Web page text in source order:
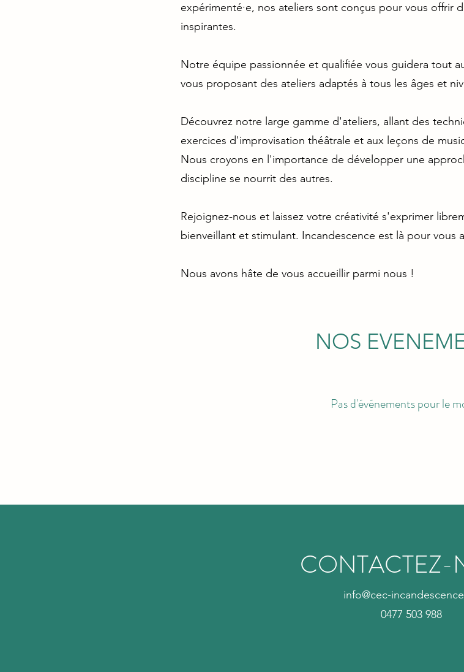
expérimenté·e, nos ateliers sont conçus pour vous offrir
inspirantes.
Notre équipe passionnée et qualifiée vous guidera tout
vous proposant des ateliers adaptés à tous les âges et
Découvrez notre large gamme d'ateliers, allant des
exercices d'improvisation théâtrale et aux leçons de
Nous croyons en l'importance de développer une
discipline se nourrit des autres.
Rejoignez-nous et laissez votre créativité s'exprimer
bienveillant et stimulant. Incandescence est là pour vous
Nous avons hâte de vous accueillir parmi nous !
NOS
Pas d'événements pour le
CONTACTEZ-
info@cec-
0477 503 988